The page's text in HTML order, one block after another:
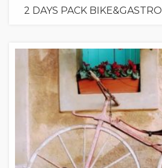
2 DAYS PACK BIKE&GASTRO